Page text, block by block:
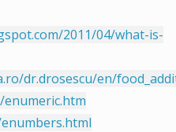
2011/04/what-is-
dr.drosescu/en/